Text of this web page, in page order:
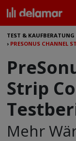
TEST & KAUFBERATUNG
› PRESONUS CHANNEL
Strip
Mehr